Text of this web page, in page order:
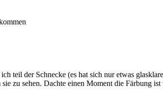
teil der Schnecke (es hat sich nur etwas
zu sehen. Dachte einen Moment die Färbung